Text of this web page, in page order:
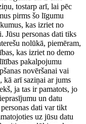
tostarp arī, lai pēc
pirms šo līgumu
kas izriet no
Jūsu personas dati tiks
nolūkā, piemēram,
kas izriet no demo
pakalpojumu
novēršanai vai
kā arī saziņai ar jums
ja tas ir pamatots, jo
un datu
dati var tikt
uz jūsu datu